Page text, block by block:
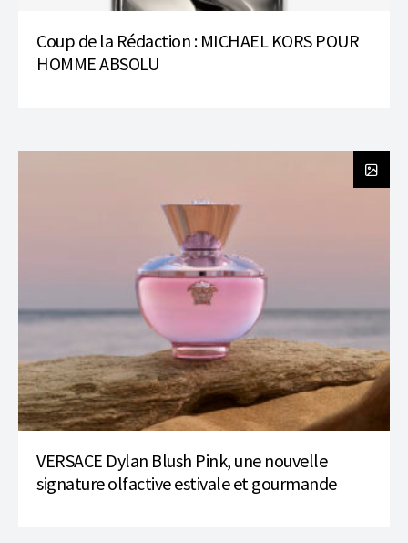
Coup de la Rédaction : MICHAEL KORS POUR
HOMME ABSOLU
VERSACE Dylan Blush Pink, une nouvelle
signature olfactive estivale et gourmande